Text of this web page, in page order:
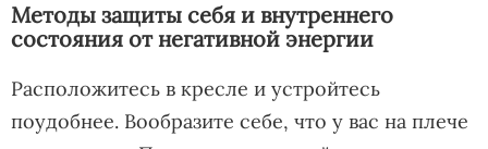
Методы защиты себя и внутреннего
состояния от негативной энергии
Расположитесь в кресле и устройтесь
поудобнее. Вообразите себе, что у вас на плече